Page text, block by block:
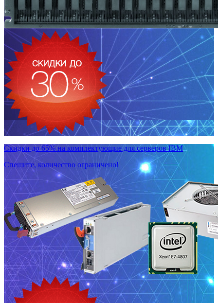
Скидки до 65% на комплектующие для серверов IBM
Спешите, количество ограничено!